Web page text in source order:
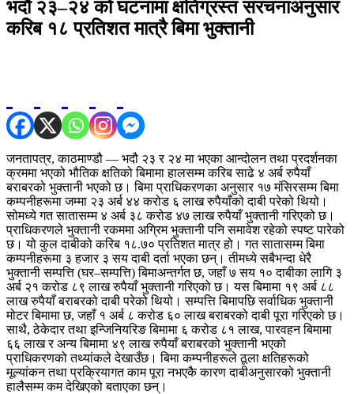
भदौ २३–२४ को घटनामा क्षतिग्रस्त संरचनाअनुसार
करिब १८ प्रतिशत मात्रै बिमा भुक्तानी
जनतापत्र, काठमाण्डौ — भदौ २३ र २४ मा भएका आन्दोलन तथा प्रदर्शनका
क्रममा भएको भौतिक क्षतिको बिमामा हालसम्म करिब साढे ४ अर्ब रुपैयाँ
बराबरको भुक्तानी भएको छ। बिमा प्राधिकरणका अनुसार १७ मंसिरसम्म बिमा
कम्पनीहरूमा जम्मा २३ अर्ब ४४ करोड ६ लाख रुपैयाँको दाबी परेको थियो।
सोमध्ये गत सातासम्म ४ अर्ब ३८ करोड ४७ लाख रुपैयाँ भुक्तानी गरिएको छ।
प्राधिकरणले भुक्तानी रकममा अग्रिम भुक्तानी पनि समावेश रहेको स्पष्ट पारेको
छ। यो कुल दाबीको करिब १८.७० प्रतिशत मात्र हो। गत सातासम्म बिमा
कम्पनीहरूमा ३ हजार ३ सय दाबी दर्ता भएका छन्। तीमध्ये सबैभन्दा धेरै
भुक्तानी सम्पत्ति (घर–सम्पत्ति) बिमाअन्तर्गत छ, जहाँ ७ सय १० दाबीका लागि ३
अर्ब २१ करोड ८९ लाख रुपैयाँ भुक्तानी गरिएको छ। यस बिमामा १९ अर्ब ८८
लाख रुपैयाँ बराबरको दाबी परेको थियो। सम्पत्ति बिमापछि सर्वाधिक भुक्तानी
मोटर बिमामा छ, जहाँ १ अर्ब ८ करोड ६० लाख बराबरको दाबी पूरा गरिएको छ।
साथै, ठेकेदार तथा इन्जिनियरिङ बिमामा ६ करोड ८१ लाख, पारवहन बिमामा
६६ लाख र अन्य बिमामा ४९ लाख रुपैयाँ बराबरको भुक्तानी भएको
प्राधिकरणको तथ्यांकले देखाउँछ। बिमा कम्पनीहरूले ठूला क्षतिहरूको
मूल्यांकन तथा प्रक्रियागत काम पूरा नभएकै कारण दाबीअनुसारको भुक्तानी
हालैसम्म कम देखिएको बताएका छन्।